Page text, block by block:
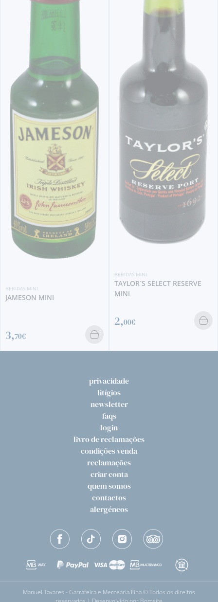
MINI
6,90€
privacidade
litígios
newsletter
faqs
login
livro de reclamações
condições venda
reclamações
criar conta
quem somos
contactos
alergéneos
Manuel Tavares - Garrafeira e Mercearia Fina © Todos os direitos